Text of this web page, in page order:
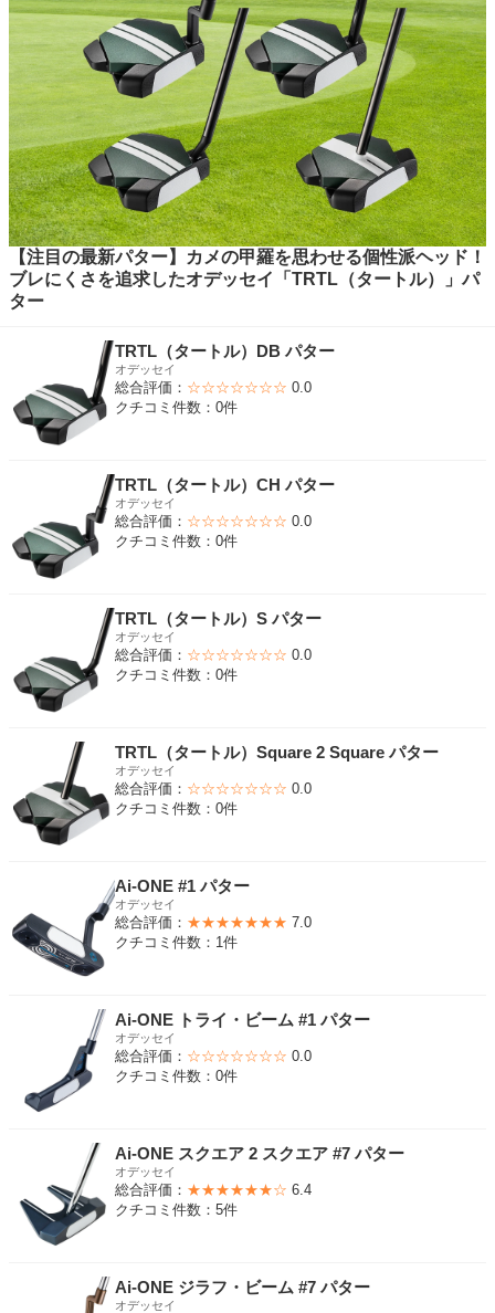
【注目の最新パター】カメの甲羅を思わせる個性派ヘッド！
ブレにくさを追求したオデッセイ「TRTL（タートル）」パ
ター
TRTL（タートル）DB パター
オデッセイ
総合評価： ☆☆☆☆☆☆☆ 0.0
クチコミ件数：0件
TRTL（タートル）CH パター
オデッセイ
総合評価： ☆☆☆☆☆☆☆ 0.0
クチコミ件数：0件
TRTL（タートル）S パター
オデッセイ
総合評価： ☆☆☆☆☆☆☆ 0.0
クチコミ件数：0件
TRTL（タートル）Square 2 Square パター
オデッセイ
総合評価： ☆☆☆☆☆☆☆ 0.0
クチコミ件数：0件
Ai-ONE #1 パター
オデッセイ
総合評価： ★★★★★★★ 7.0
クチコミ件数：1件
Ai-ONE トライ・ビーム #1 パター
オデッセイ
総合評価： ☆☆☆☆☆☆☆ 0.0
クチコミ件数：0件
Ai-ONE スクエア 2 スクエア #7 パター
オデッセイ
総合評価： ★★★★★★☆ 6.4
クチコミ件数：5件
Ai-ONE ジラフ・ビーム #7 パター
オデッセイ